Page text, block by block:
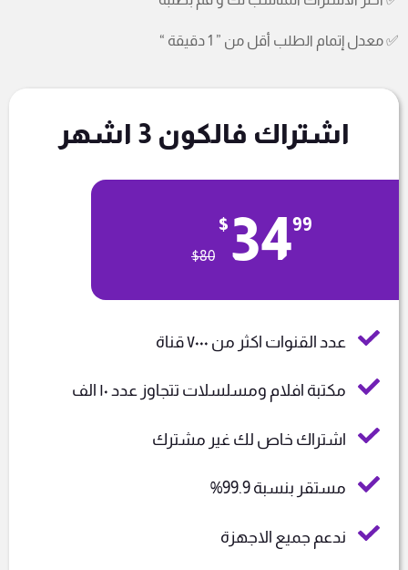
✅ معدل إتمام الطلب أقل من ” 1 دقيقة “
اشتراك فالكون 3 اشهر
$80
$ 3499
عدد القنوات اكثر من ٧٠٠٠ قناة
مكتبة افلام ومسلسلات تتجاوز عدد ١٠ الف
اشتراك خاص لك غير مشترك
مستقر بنسبة 99.9%
ندعم جميع الاجهزة